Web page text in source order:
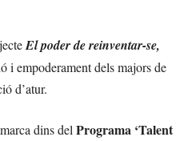
El poder de reinventar-se,
i empoderament dels majors de
d’atur.
dins del Programa ‘Talent